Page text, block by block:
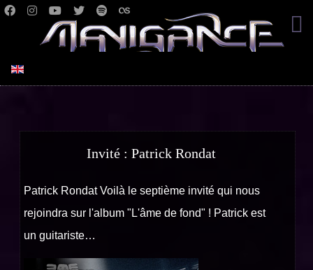
Invité : Patrick Rondat
Patrick Rondat Voilà le septième invité qui nous
rejoindra sur l'album "L'âme de fond" ! Patrick est
un guitariste…